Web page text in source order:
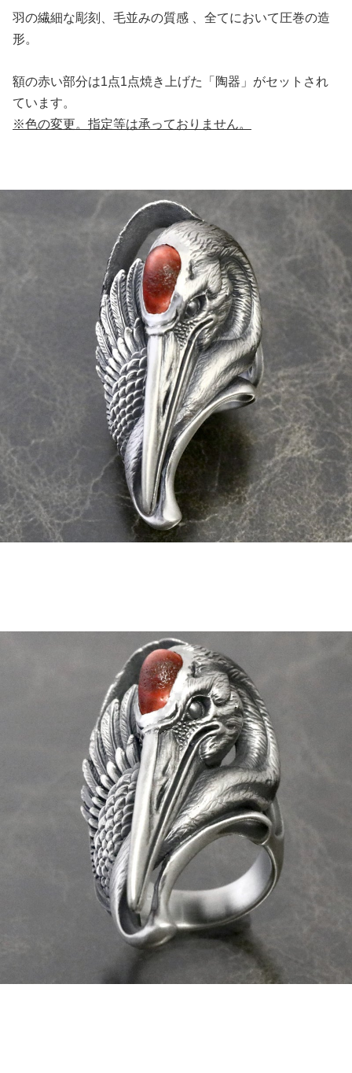
羽の繊細な彫刻、毛並みの質感 、全てにおいて圧巻の造
形。
額の赤い部分は1点1点焼き上げた「陶器」がセットされ
ています。
※色の変更。指定等は承っておりません。